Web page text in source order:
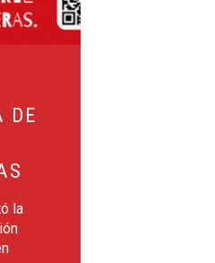
DE
la